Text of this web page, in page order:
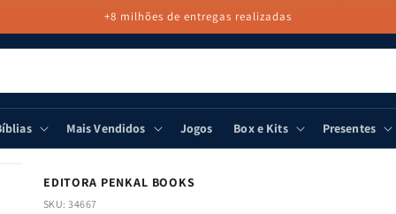
+8 milhões de entregas realizadas
Mais Vendidos Jogos Box e Kits Presentes
EDITORA PENKAL BOOKS
SKU:
34667